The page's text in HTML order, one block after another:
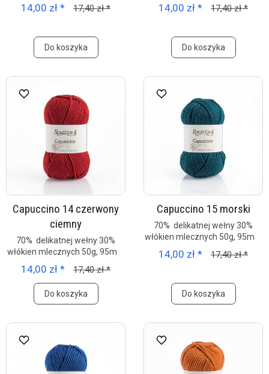
14,00 zł * 17,40 zł *
Do koszyka
14,00 zł * 17,40 zł *
Do koszyka
Capuccino 14 czerwony
ciemny
70% delikatnej wełny 30%
włókien mlecznych 50g, 95m
14,00 zł * 17,40 zł *
Do koszyka
Capuccino 15 morski
70% delikatnej wełny 30%
włókien mlecznych 50g, 95m
14,00 zł * 17,40 zł *
Do koszyka